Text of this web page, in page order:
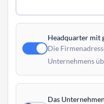
Headquarter mit
Die
Unternehmens
Das